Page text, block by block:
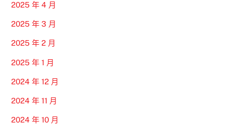
2025 年 4 月
2025 年 3 月
2025 年 2 月
2025 年 1 月
2024 年 12 月
2024 年 11 月
2024 年 10 月